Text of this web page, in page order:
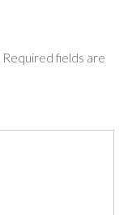
Required fields are